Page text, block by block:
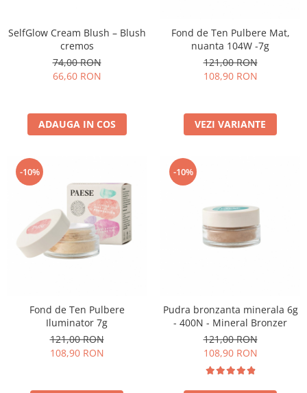
SelfGlow Cream Blush – Blush
cremos
74,00 RON
66,60 RON
ADAUGA IN COS
Fond de Ten Pulbere Mat,
nuanta 104W -7g
121,00 RON
108,90 RON
VEZI VARIANTE
-10%
Fond de Ten Pulbere
Iluminator 7g
121,00 RON
108,90 RON
-10%
Pudra bronzanta minerala 6g
- 400N - Mineral Bronzer
121,00 RON
108,90 RON